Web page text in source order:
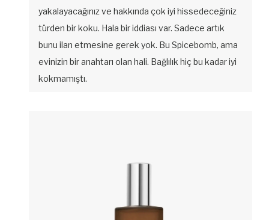
yakalayacağınız ve hakkında çok iyi hissedeceğiniz
türden bir koku. Hala bir iddiası var. Sadece artık
bunu ilan etmesine gerek yok. Bu Spicebomb, ama
evinizin bir anahtarı olan hali. Bağlılık hiç bu kadar iyi
kokmamıştı.